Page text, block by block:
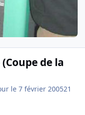
de la
le 7 février 200521